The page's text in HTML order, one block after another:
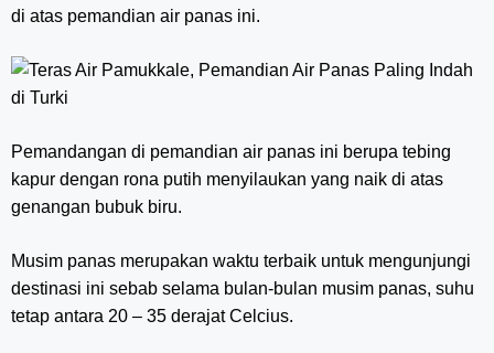
di atas pemandian air panas ini.
Pemandangan di pemandian air panas ini berupa tebing
kapur dengan rona putih menyilaukan yang naik di atas
genangan bubuk biru.
Musim panas merupakan waktu terbaik untuk mengunjungi
destinasi ini sebab selama bulan-bulan musim panas, suhu
tetap antara 20 – 35 derajat Celcius.